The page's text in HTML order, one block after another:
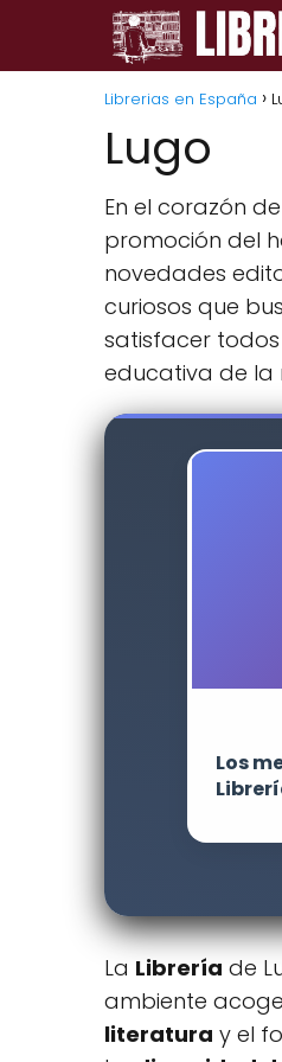
Librerias en España
Lugo
En el corazón
promoción del
novedades
curiosos que
satisfacer
educativa de la
Los
La Librería de
ambiente
literatura y el